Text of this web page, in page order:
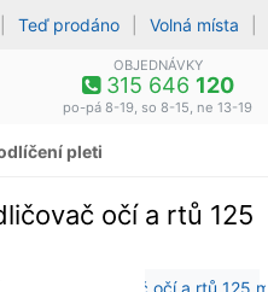
Teď prodáno Volná místa
OBJEDNÁVKY
315 646 120
po-pá 8-19, so 8-15, ne 13-19
pleti
očí a rtů 125